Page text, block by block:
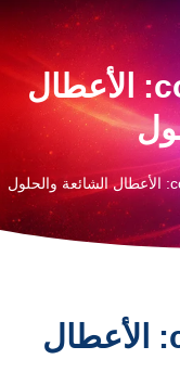
صيانة انتركم commax: الأعطال
صيانة انتركم commax: الأعطال